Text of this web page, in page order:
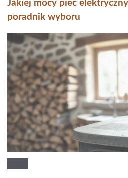
Jakiej mocy piec
poradnik wyboru